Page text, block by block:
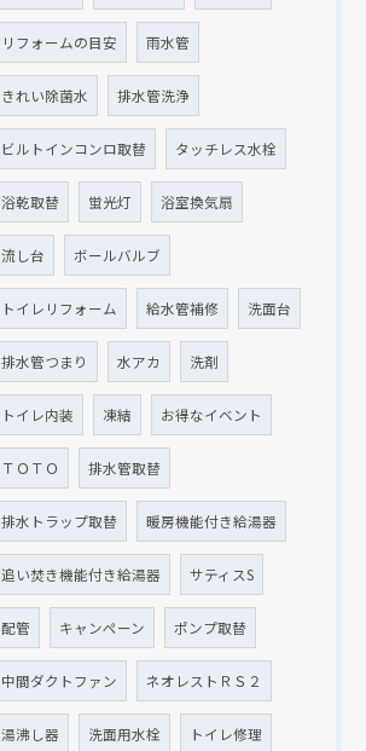
リフォームの目安 雨水管
きれい除菌水 排水管洗浄
ビルトインコンロ取替 タッチレス水栓
浴乾取替 蛍光灯 浴室換気扇
流し台 ボールバルブ
トイレリフォーム 給水管補修 洗面台
排水管つまり 水アカ 洗剤
トイレ内装 凍結 お得なイベント
ＴＯＴＯ 排水管取替
排水トラップ取替 暖房機能付き給湯器
追い焚き機能付き給湯器 サティスS
配管 キャンペーン ポンプ取替
中間ダクトファン ネオレストＲＳ２
湯沸し器 洗面用水栓 トイレ修理